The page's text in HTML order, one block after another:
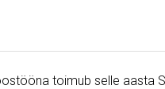
toimub selle aasta